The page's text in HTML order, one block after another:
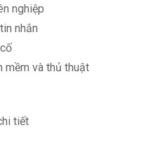
nghiệp
nhắn
mềm và thủ thuật
tiết